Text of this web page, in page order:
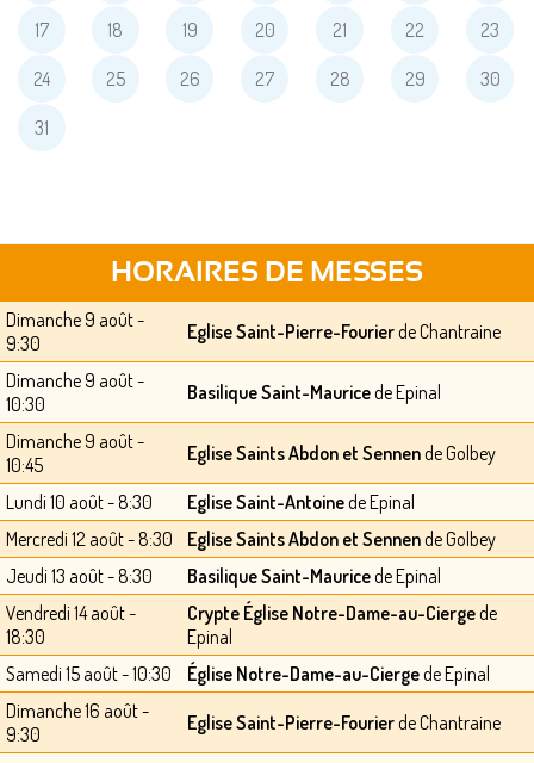
17 18 19 20 21 22 23
24 25 26 27 28 29 30
31
HORAIRES DE MESSES
Dimanche 9 août -
9:30
Eglise Saint-Pierre-Fourierde Chantraine
Dimanche 9 août -
10:30
Basilique Saint-Mauricede Epinal
Dimanche 9 août -
10:45
Eglise Saints Abdon et Sennende Golbey
Lundi 10 août - 8:30 Eglise Saint-Antoinede Epinal
Mercredi 12 août - 8:30
Eglise Saints Abdon et Sennende Golbey
Jeudi 13 août - 8:30
Basilique Saint-Mauricede Epinal
Vendredi 14 août -
18:30
Crypte Église Notre-Dame-au-Ciergede
Epinal
Samedi 15 août - 10:30
Église Notre-Dame-au-Ciergede Epinal
Dimanche 16 août -
9:30
Eglise Saint-Pierre-Fourierde Chantraine